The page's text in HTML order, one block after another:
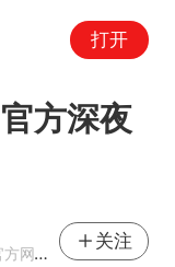
打开
方深夜
易号
关注